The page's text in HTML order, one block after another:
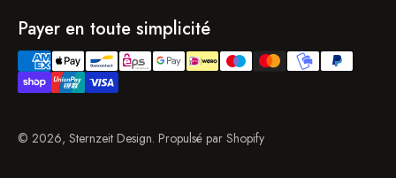
Payer en toute simplicité
© 2026, Sternzeit Design. Propulsé par Shopify